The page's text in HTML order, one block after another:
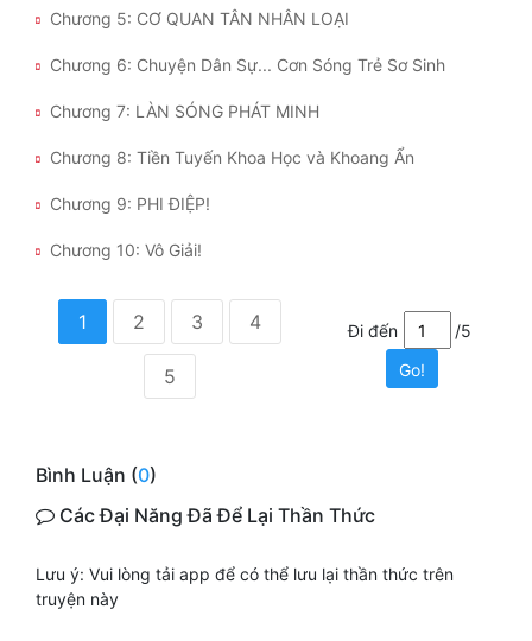
Chương 5: CƠ QUAN TÂN NHÂN LOẠI
Chương 6: Chuyện Dân Sự... Cơn Sóng Trẻ Sơ Sinh
Chương 7: LÀN SÓNG PHÁT MINH
Chương 8: Tiền Tuyến Khoa Học và Khoang Ẩn
Chương 9: PHI ĐIỆP!
Chương 10: Vô Giải!
1 2 3 4
5
Đi đến
/5
Go!
Bình Luận (0)
Các Đại Năng Đã Để Lại Thần Thức
Lưu ý: Vui lòng tải app để có thể lưu lại thần thức trên
truyện này